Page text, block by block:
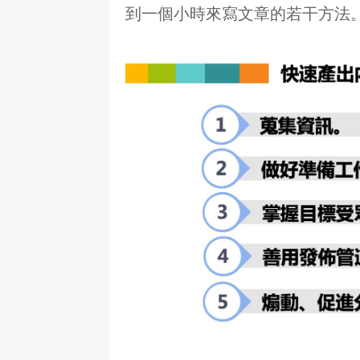
到一個小時來寫文章的若干方法